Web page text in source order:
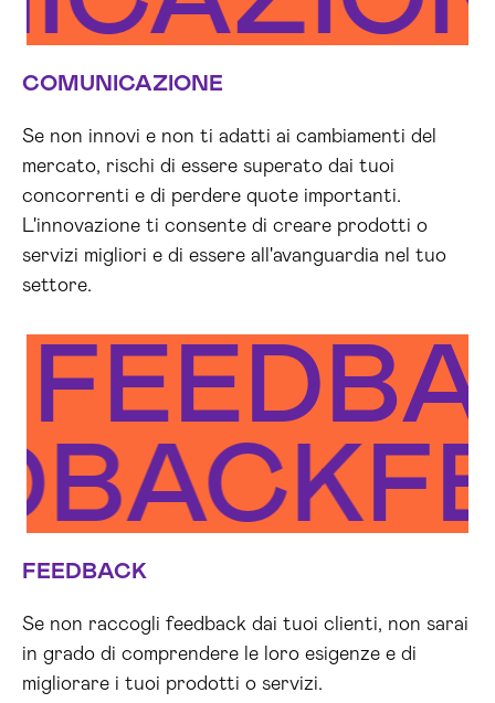
COMUNICAZIONE
Se non innovi e non ti adatti ai cambiamenti del
mercato, rischi di essere superato dai tuoi
concorrenti e di perdere quote importanti.
L'innovazione ti consente di creare prodotti o
servizi migliori e di essere all'avanguardia nel tuo
settore.
FEEDBACK
Se non raccogli feedback dai tuoi clienti, non sarai
in grado di comprendere le loro esigenze e di
migliorare i tuoi prodotti o servizi.